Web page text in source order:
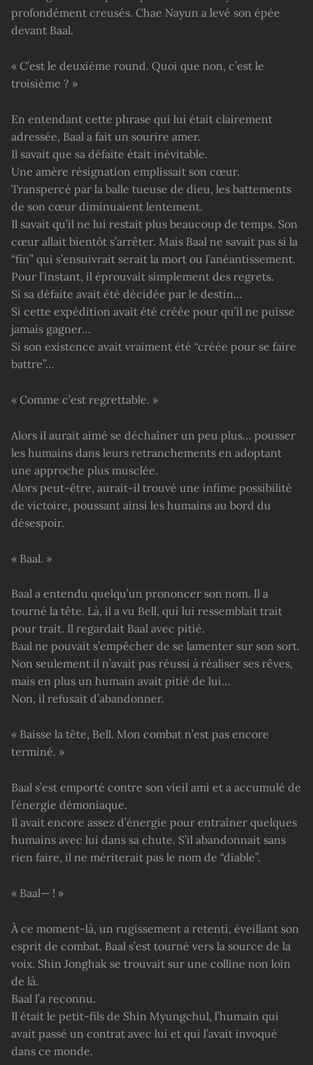
profondément creusés. Chae Nayun a levé son épée
devant Baal.
« C’est le deuxième round. Quoi que non, c’est le
troisième ? »
En entendant cette phrase qui lui était clairement
adressée, Baal a fait un sourire amer.
Il savait que sa défaite était inévitable.
Une amère résignation emplissait son cœur.
Transpercé par la balle tueuse de dieu, les battements
de son cœur diminuaient lentement.
Il savait qu’il ne lui restait plus beaucoup de temps. Son
cœur allait bientôt s’arrêter. Mais Baal ne savait pas si la
“fin” qui s’ensuivrait serait la mort ou l’anéantissement.
Pour l’instant, il éprouvait simplement des regrets.
Si sa défaite avait été décidée par le destin…
Si cette expédition avait été créée pour qu’il ne puisse
jamais gagner…
Si son existence avait vraiment été “créée pour se faire
battre”…
« Comme c’est regrettable. »
Alors il aurait aimé se déchaîner un peu plus… pousser
les humains dans leurs retranchements en adoptant
une approche plus musclée.
Alors peut-être, aurait-il trouvé une infime possibilité
de victoire, poussant ainsi les humains au bord du
désespoir.
« Baal. »
Baal a entendu quelqu’un prononcer son nom. Il a
tourné la tête. Là, il a vu Bell, qui lui ressemblait trait
pour trait. Il regardait Baal avec pitié.
Baal ne pouvait s’empêcher de se lamenter sur son sort.
Non seulement il n’avait pas réussi à réaliser ses rêves,
mais en plus un humain avait pitié de lui…
Non, il refusait d’abandonner.
« Baisse la tête, Bell. Mon combat n’est pas encore
terminé. »
Baal s’est emporté contre son vieil ami et a accumulé de
l’énergie démoniaque.
Il avait encore assez d’énergie pour entraîner quelques
humains avec lui dans sa chute. S’il abandonnait sans
rien faire, il ne mériterait pas le nom de “diable”.
« Baal— ! »
À ce moment-là, un rugissement a retenti, éveillant son
esprit de combat. Baal s’est tourné vers la source de la
voix. Shin Jonghak se trouvait sur une colline non loin
de là.
Baal l’a reconnu.
Il était le petit-fils de Shin Myungchul, l’humain qui
avait passé un contrat avec lui et qui l’avait invoqué
dans ce monde.